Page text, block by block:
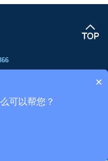
司 版权所有
×
可以帮您？